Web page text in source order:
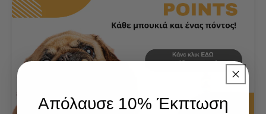
Απόλαυσε 10% Έκπτωση